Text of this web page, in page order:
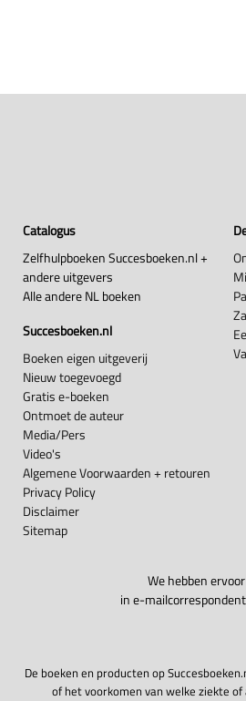
Catalogus
Zelfhulpboeken Succesboeken.nl +
andere uitgevers
Alle andere NL boeken
Succesboeken.nl
Boeken eigen uitgeverij
Nieuw toegevoegd
Gratis e-boeken
Ontmoet de auteur
Media/Pers
Video's
Algemene Voorwaarden + retouren
Privacy Policy
Disclaimer
Sitemap
We hebben
in e-
De boeken en producten op
of het voorkomen van welke ziekte